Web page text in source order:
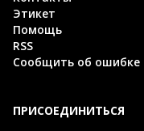
Этикет
Помощь
RSS
Сообщить об ошибке
ПРИСОЕДИНИТЬСЯ